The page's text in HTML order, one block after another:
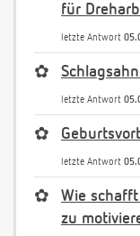
für
letzte Antwort
✿
letzte Antwort
✿
letzte Antwort
✿
Wie
zu